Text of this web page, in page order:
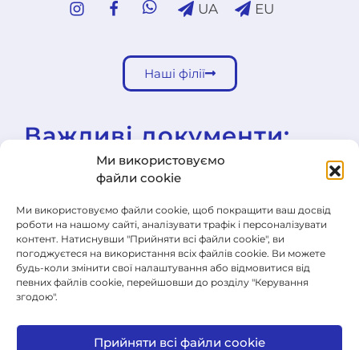
Ми використовуємо
файли cookie
Ми використовуємо файли cookie, щоб покращити ваш досвід
роботи на нашому сайті, аналізувати трафік і персоналізувати
контент. Натиснувши "Прийняти всі файли cookie", ви
погоджуєтеся на використання всіх файлів cookie. Ви можете
будь-коли змінити свої налаштування або відмовитися від
певних файлів cookie, перейшовши до розділу "Керування
згодою".
Прийняти всі файли cookie
UA EU
Наші філії
Важливі документи:
Шкільна освітня програма
Шкільні правила
Загальні умови продажу
Заява про відмову від договору
Політика конфіденційності